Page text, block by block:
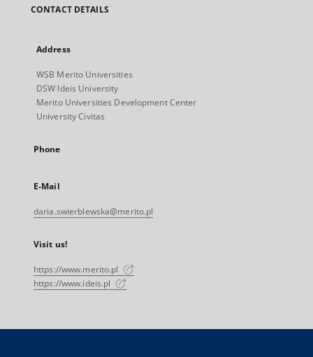
CONTACT DETAILS
Address
WSB Merito Universities
DSW Ideis University
Merito Universities Development Center
University Civitas
Phone
E-Mail
daria.swierblewska@merito.pl
Visit us!
https://www.merito.pl
https://www.ideis.pl